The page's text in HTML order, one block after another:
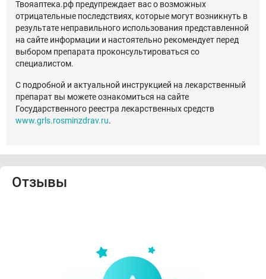
Твояаптека.рф предупреждает вас о возможных
отрицательные последствиях, которые могут возникнуть в
результате неправильного использования представленной
на сайте информации и настоятельно рекомендует перед
выбором препарата проконсультироваться со
специалистом.
С подробной и актуальной инструкцией на лекарственный
препарат вы можете ознакомиться на сайте
Государственного реестра лекарственных средств
www.grls.rosminzdrav.ru.
Отзывы